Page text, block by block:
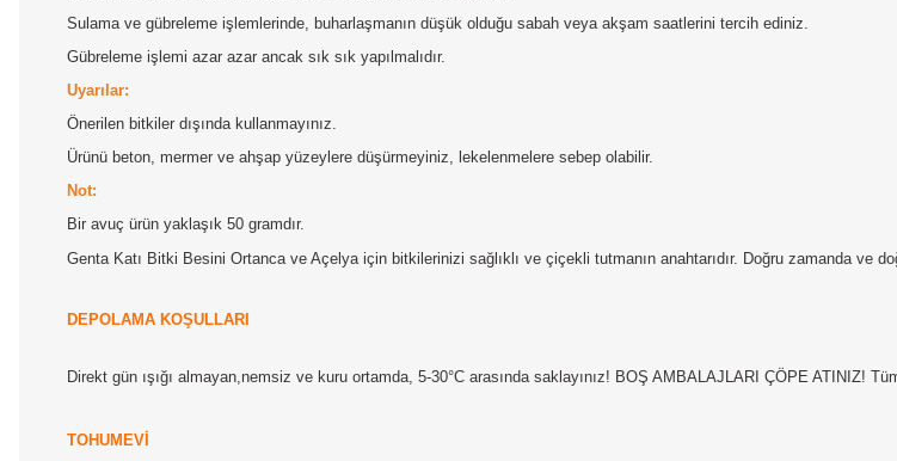
Sulama ve gübreleme işlemlerinde, buharlaşmanın düşük olduğu sabah veya akşam saatlerini tercih ediniz.
Gübreleme işlemi azar azar ancak sık sık yapılmalıdır.
Uyarılar:
Önerilen bitkiler dışında kullanmayınız.
Ürünü beton, mermer ve ahşap yüzeylere düşürmeyiniz, lekelenmelere sebep olabilir.
Not:
Bir avuç ürün yaklaşık 50 gramdır.
Genta Katı Bitki Besini Ortanca ve Açelya için bitkilerinizi sağlıklı ve çiçekli tutmanın anahtarıdır. Doğru zamanda
DEPOLAMA KOŞULLARI
Direkt gün ışığı almayan,nemsiz ve kuru ortamda, 5-30°C arasında saklayınız! BOŞ AMBALAJLARI ÇÖPE ATINIZ!
TOHUMEVİ